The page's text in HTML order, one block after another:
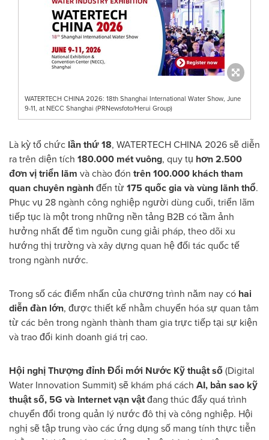
WATERTECH CHINA 2026: 18th Shanghai International Water Show, June
9-11, at NECC Shanghai (PRNewsfoto/Herui Group)
Là kỳ tổ chức lần thứ 18, WATERTECH CHINA 2026 sẽ diễn
ra trên diện tích 180.000 mét vuông, quy tụ hơn 2.500
đơn vị triển lãm và chào đón trên 100.000 khách tham
quan chuyên ngànhđến từ175 quốc gia và vùng lãnh thổ.
Phục vụ 28 ngành công nghiệp người dùng cuối, triển lãm
tiếp tục là một trong những nền tảng B2B có tầm ảnh
hưởng nhất để tìm nguồn cung giải pháp, theo dõi xu
hướng thị trường và xây dựng quan hệ đối tác quốc tế
trong ngành nước.
Trong số các điểm nhấn của chương trình năm nay có hai
diễn đàn lớn, được thiết kế nhằm chuyển hóa sự quan tâm
từ các bên trong ngành thành tham gia trực tiếp tại sự kiện
và trao đổi kinh doanh giá trị cao.
Hội nghị Thượng đỉnh Đổi mới Nước Kỹ thuật số(Digital
Water Innovation Summit) sẽ khám phá cách AI, bản sao kỹ
thuật số, 5G và Internet vạn vậtđang thúc đẩy quá trình
chuyển đổi trong quản lý nước đô thị và công nghiệp. Hội
nghị sẽ tập trung vào các ứng dụng số mang tính thực tiễn